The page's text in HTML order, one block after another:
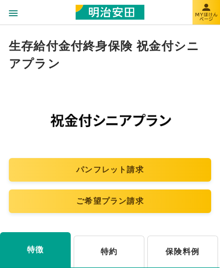
生存給付金付終身保険 祝金付シニ
アプラン
パンフレット請求
ご希望プラン請求
特徴 特約 保険料例